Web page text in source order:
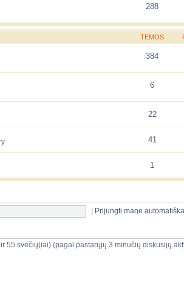
288
TEMOS
384
6
22
41
1
Prijungti mane
55 svečių(iai) (pagal pastarųjų 3 minučių diskusijų